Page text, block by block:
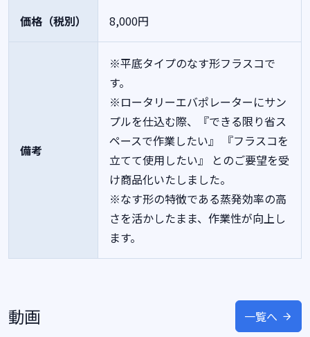
価格（税別） 8,000円
備考
※平底タイプのなす形フラスコで
す。
※ロータリーエバポレーターにサン
プルを仕込む際、『できる限り省ス
ペースで作業したい』 『フラスコを
立てて使用したい』 とのご要望を受
け商品化いたしました。
※なす形の特徴である蒸発効率の高
さを活かしたまま、作業性が向上し
ます。
動画 一覧へ